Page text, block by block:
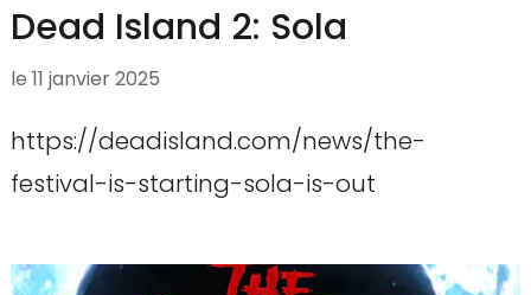
Dead Island 2: Sola
le 11 janvier 2025
https://deadisland.com/news/the-
festival-is-starting-sola-is-out